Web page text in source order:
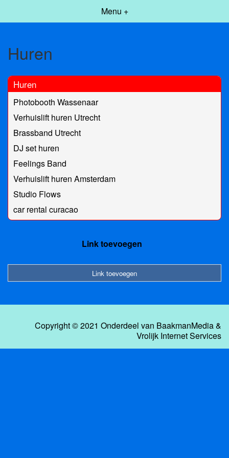
Menu +
Huren
Huren
Photobooth Wassenaar
Verhuislift huren Utrecht
Brassband Utrecht
DJ set huren
Feelings Band
Verhuislift huren Amsterdam
Studio Flows
car rental curacao
Link toevoegen
Link toevoegen
Copyright © 2021 Onderdeel van BaakmanMedia&
Vrolijk Internet Services